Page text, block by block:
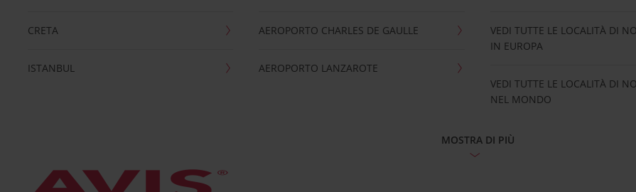
CRETA
ISTANBUL
AEROPORTO CHARLES DE GAULLE
AEROPORTO LANZAROTE
VEDI TUTTE LE LOCALITÀ DI
IN EUROPA
VEDI TUTTE LE LOCALITÀ DI
NEL MONDO
MOSTRA DI PIÙ